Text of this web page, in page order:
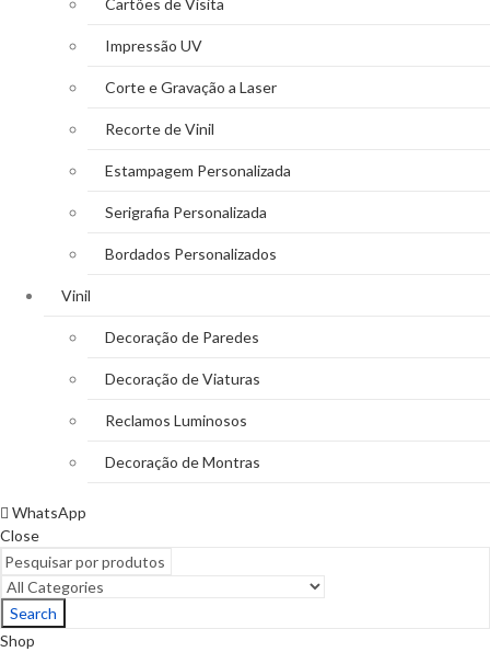
Impressão UV
Corte e Gravação a Laser
Recorte de Vinil
Estampagem Personalizada
Serigrafia Personalizada
Bordados Personalizados
Vinil
Decoração de Paredes
Decoração de Viaturas
Reclamos Luminosos
Decoração de Montras
WhatsApp
Close
Search
Shop